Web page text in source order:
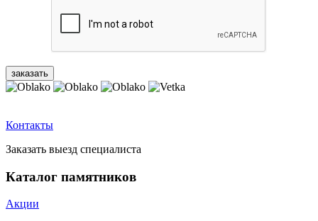
Контакты
Заказать выезд специалиста
Каталог памятников
Акции